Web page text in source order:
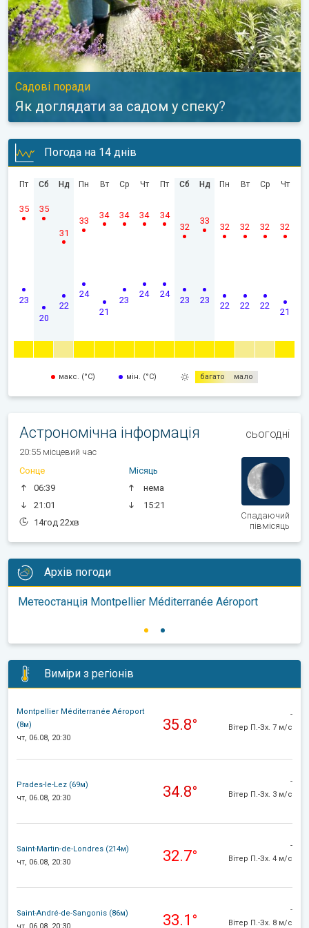
Садові поради
Як доглядати за садом у спеку?
Погода на 14 днів
Пт
23
35
Сб
20
35
Нд
22
31
Пн
24
33
Вт
21
34
Ср
23
34
Чт
24
34
Пт
24
34
Сб
23
32
Нд
23
33
Пн
22
32
Вт
22
32
Ср
22
32
Чт
21
32
макс. (°C) мін. (°C) багато мало
Астрономічна інформація сьогодні
20:55 місцевий час
Сонце
06:39
21:01
14год 22хв
Місяць
нема
15:21
Спадаючий
півмісяць
Архів погоди
Метеостанція Montpellier Méditerranée Aéroport
Виміри з регіонів
Montpellier Méditerranée Aéroport
(8м)
чт, 06.08, 20:30
35.8°
-
Вітер П.-Зх. 7 м/с
Prades-le-Lez (69м)
чт, 06.08, 20:30
34.8°
-
Вітер П.-Зх. 3 м/с
Saint-Martin-de-Londres (214м)
чт, 06.08, 20:30
32.7°
-
Вітер П.-Зх. 4 м/с
Saint-André-de-Sangonis (86м)
33.1°
-
Вітер П.-Зх. 8 м/с